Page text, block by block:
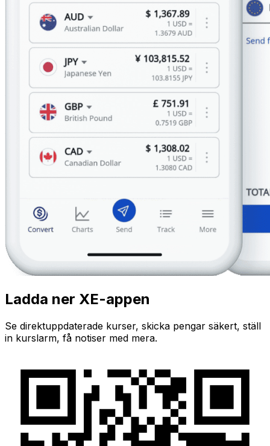
Ladda ner XE-appen
Se direktuppdaterade kurser, skicka pengar säkert, ställ
in kurslarm, få notiser med mera.